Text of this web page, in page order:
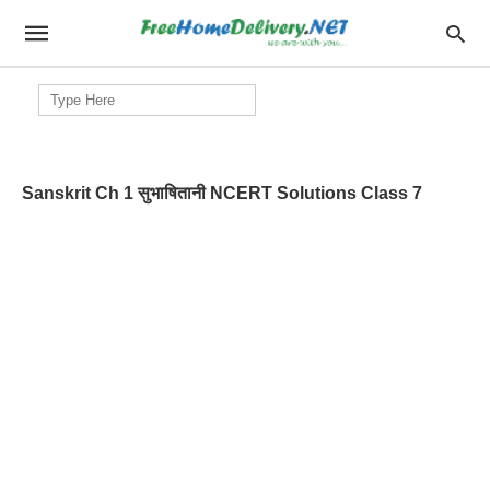
Search
for:
Sanskrit Ch 1 सुभाषितानी NCERT Solutions Class 7